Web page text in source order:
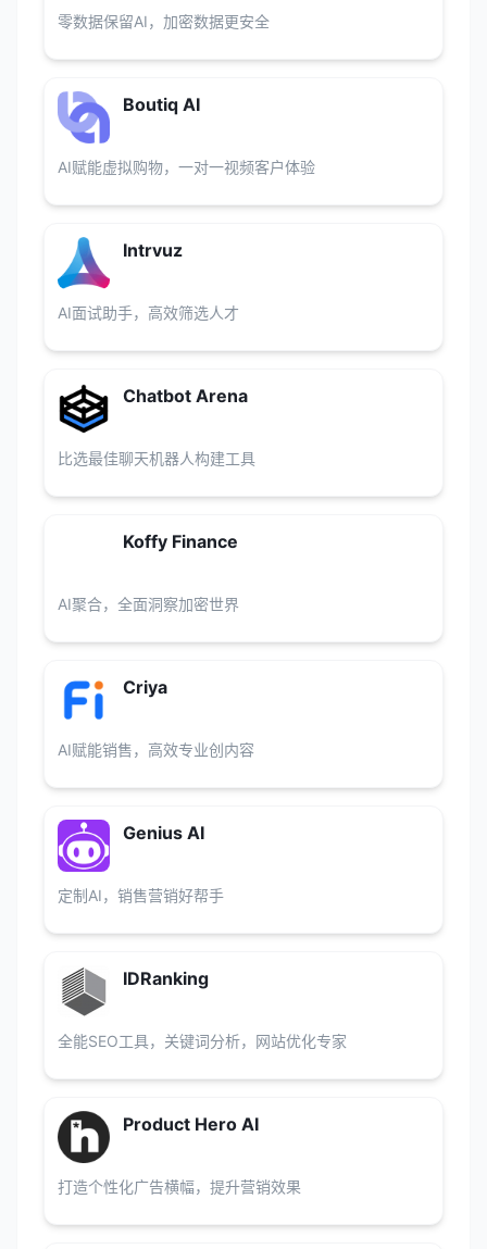
零数据保留AI，加密数据更安全
Boutiq AI
AI赋能虚拟购物，一对一视频客户体验
Intrvuz
AI面试助手，高效筛选人才
Chatbot Arena
比选最佳聊天机器人构建工具
Koffy Finance
AI聚合，全面洞察加密世界
Criya
AI赋能销售，高效专业创内容
Genius AI
定制AI，销售营销好帮手
IDRanking
全能SEO工具，关键词分析，网站优化专家
Product Hero AI
打造个性化广告横幅，提升营销效果